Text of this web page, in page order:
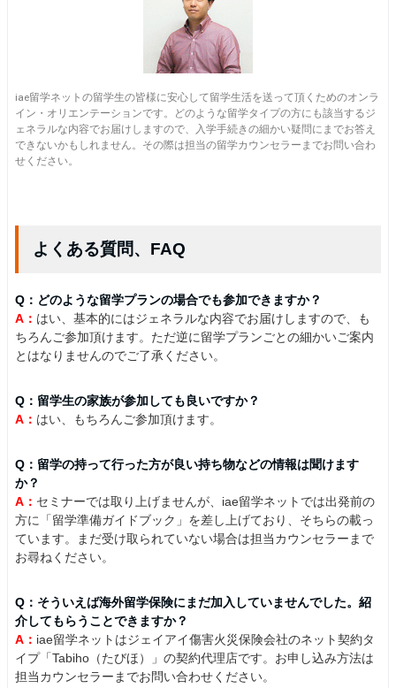
iae留学ネットの留学生の皆様に安心して留学生活を送って頂くためのオンラ
イン・オリエンテーションです。どのような留学タイプの方にも該当するジ
ェネラルな内容でお届けしますので、入学手続きの細かい疑問にまでお答え
できないかもしれません。その際は担当の留学カウンセラーまでお問い合わ
せください。
よくある質問、FAQ
Q：どのような留学プランの場合でも参加できますか？
A： はい、基本的にはジェネラルな内容でお届けしますので、も
ちろんご参加頂けます。ただ逆に留学プランごとの細かいご案内
とはなりませんのでご了承ください。
Q：留学生の家族が参加しても良いですか？
A： はい、もちろんご参加頂けます。
Q：留学の持って行った方が良い持ち物などの情報は聞けます
か？
A： セミナーでは取り上げませんが、iae留学ネットでは出発前の
方に「留学準備ガイドブック」を差し上げており、そちらの載っ
ています。まだ受け取られていない場合は担当カウンセラーまで
お尋ねください。
Q：そういえば海外留学保険にまだ加入していませんでした。紹
介してもらうことできますか？
A： iae留学ネットはジェイアイ傷害火災保険会社のネット契約タ
イプ「Tabiho（たびほ）」の契約代理店です。お申し込み方法は
担当カウンセラーまでお問い合わせください。